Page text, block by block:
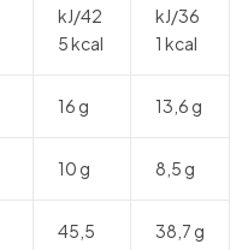
kJ/42
5 kcal
kJ/36
1 kcal
16 g 13,6 g
10 g 8,5 g
45,5
38,7 g